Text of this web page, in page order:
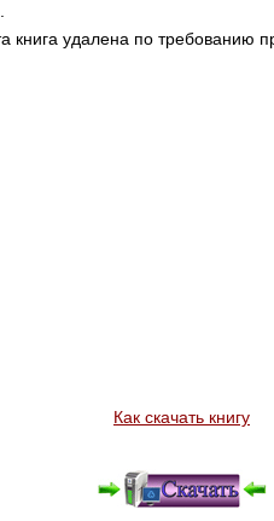
книга удалена по требованию
Как скачать книгу